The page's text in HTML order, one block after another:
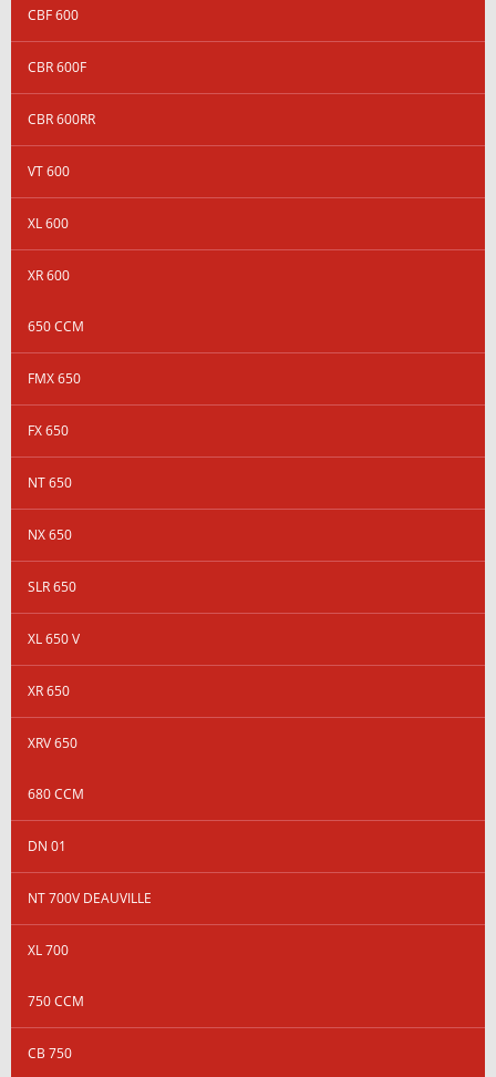
CBF 600
CBR 600F
CBR 600RR
VT 600
XL 600
XR 600
650 CCM
FMX 650
FX 650
NT 650
NX 650
SLR 650
XL 650 V
XR 650
XRV 650
680 CCM
DN 01
NT 700V DEAUVILLE
XL 700
750 CCM
CB 750